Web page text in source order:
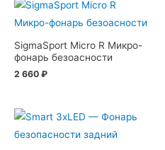
SigmaSport Micro R Микро-
фонарь безоасности
2 660 ₽